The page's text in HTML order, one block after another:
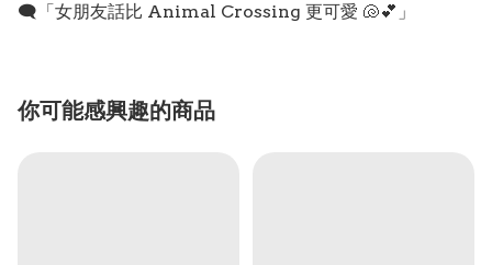
🗨️「女朋友話比 Animal Crossing 更可愛 🐚💕」
你可能感興趣的商品